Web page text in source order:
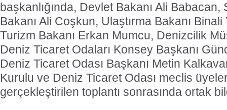
başkanlığında, Devlet Bakanı Ali
Bakanı Ali Coşkun, Ulaştırma Bakanı Binali
Turizm Bakanı Erkan Mumcu, Denizcilik
Deniz Ticaret Odaları Konsey Başkanı
Deniz Ticaret Odası Başkanı Metin
Kurulu ve Deniz Ticaret Odası meclis
gerçekleştirilen toplantı sonrasında ortak